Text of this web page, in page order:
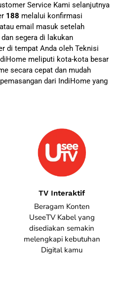
Service Kami selanjutnya
188 melalui konfirmasi
email masuk setelah
segera di lakukan
di tempat Anda oleh Teknisi
meliputi kota-kota besar
secara cepat dan mudah
dari IndiHome yang
TV Interaktif
Beragam Konten
UseeTV Kabel yang
disediakan semakin
melengkapi kebutuhan
Digital kamu